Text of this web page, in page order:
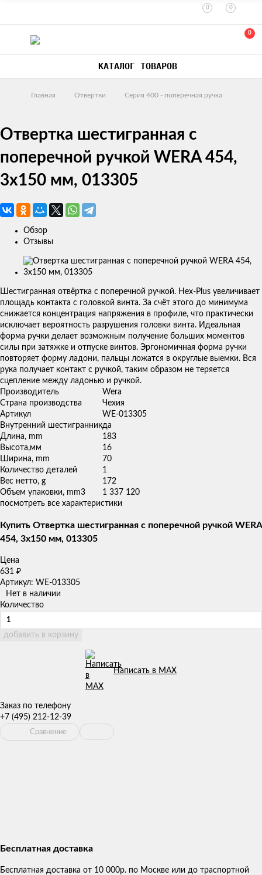
0 0
0
КАТАЛОГ ТОВАРОВ
Главная Отвертки Серия 400 - поперечная ручка
Отвертка шестигранная с
поперечной ручкой WERA 454,
3x150 мм, 013305
Обзор
Отзывы
Изображения
Шестигранная отвёртка с поперечной ручкой. Hex-Plus увеличивает
площадь контакта с головкой винта. За счёт этого до минимума
снижается концентрация напряжения в профиле, что практически
исключает вероятность разрушения головки винта. Идеальная
форма ручки делает возможным получение больших моментов
силы при затяжке и отпуске винтов. Эргономичная форма ручки
повторяет форму ладони, пальцы ложатся в округлые выемки. Вся
рука получает контакт с ручкой, таким образом не теряется
сцепление между ладонью и ручкой.
Производитель
Wera
Страна производства
Чехия
Артикул
WE-013305
Внутренний шестигранникда
Длина, mm
183
Высота,мм
16
Ширина, mm
70
Количество деталей
1
Вес нетто, g
172
Объем упаковки, mm3
1 337 120
посмотреть все характеристики
Купить Отвертка шестигранная с поперечной ручкой WERA
454, 3x150 мм, 013305
Цена
631 ₽
Артикул: WE-013305
Нет в наличии
Количество
добавить в корзину
Написать в MAX
Заказ по телефону
+7 (495) 212-12-39
Сравнение
Бесплатная доставка
Бесплатная доставка от 10 000р. по Москве или до траспортной